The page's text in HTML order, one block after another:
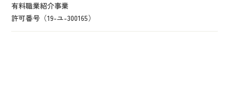
有料職業紹介事業
許可番号（19-ユ-300165）